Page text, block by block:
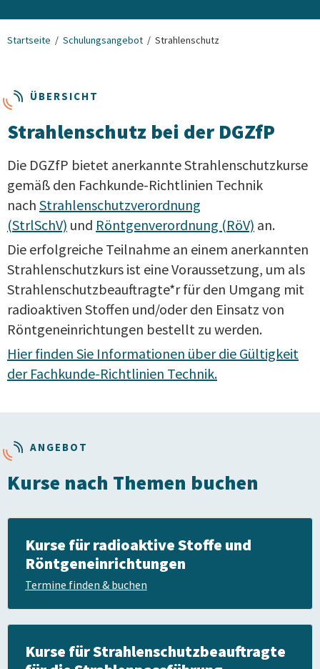
Startseite Schulungsangebot Strahlenschutz
ÜBERSICHT
Strahlenschutz bei der DGZfP
Die DGZfP bietet anerkannte Strahlenschutzkurse
gemäß den Fachkunde-Richtlinien Technik
nach Strahlenschutzverordnung
(StrlSchV) und Röntgenverordnung (RöV) an.
Die erfolgreiche Teilnahme an einem anerkannten
Strahlenschutzkurs ist eine Voraussetzung, um als
Strahlenschutzbeauftragte*r für den Umgang mit
radioaktiven Stoffen und/oder den Einsatz von
Röntgeneinrichtungen bestellt zu werden.
Hier finden Sie Informationen über die Gültigkeit
der Fachkunde-Richtlinien Technik.
ANGEBOT
Kurse nach Themen buchen
Kurse für radioaktive Stoffe und
Röntgeneinrichtungen
Termine finden & buchen
Kurse für Strahlenschutz­beauftragte